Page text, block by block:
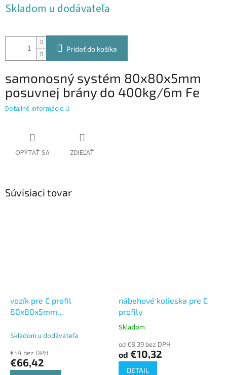
cena:
Skladom u dodávateľa
Pridať do košíka
samonosný systém 80x80x5mm
posuvnej brány do 400kg/6m Fe
Detailné informácie
OPÝTAŤ SA ZDIEĽAŤ
Súvisiaci tovar
vozík pre C profil
80x80x5mm
posuvnej brány, výškovo
koliesko s ložiskom do
420kg/6,5m
Skladom u dodávateľa
€54 bez DPH
€66,42
nábehové kolieska pre C
profily
Priemerné
produktu
je
Skladom
od €8,39 bez DPH
od €10,32
DETAIL